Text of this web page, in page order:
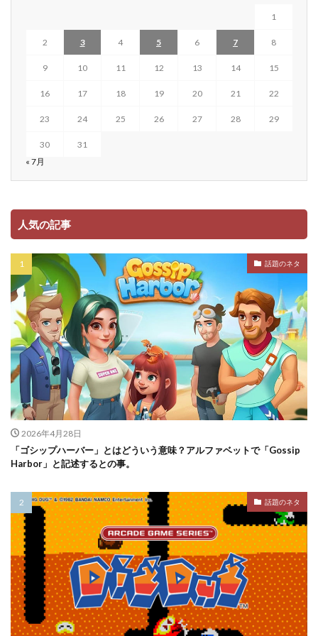
1
2 3 4 5 6 7 8
9 10 11 12 13 14 15
16 17 18 19 20 21 22
23 24 25 26 27 28 29
30
31
« 7月
人気の記事
話題のネタ
2026年4月28日
「ゴシップハーバー」とはどういう意味？アルファベットで「Gossip
Harbor」と記述するとの事。
話題のネタ